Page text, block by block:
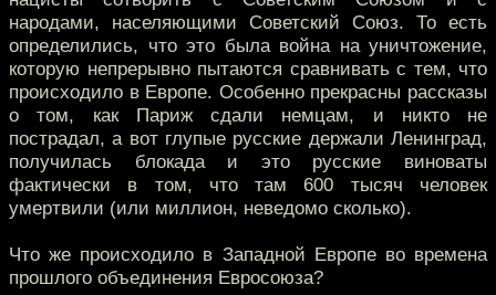
народами, населяющими Советский Союз. То есть
определились, что это была война на уничтожение,
которую непрерывно пытаются сравнивать с тем, что
происходило в Европе. Особенно прекрасны рассказы
о том, как Париж сдали немцам, и никто не
пострадал, а вот глупые русские держали Ленинград,
получилась блокада и это русские виноваты
фактически в том, что там 600 тысяч человек
умертвили (или миллион, неведомо сколько).
Что же происходило в Западной Европе во времена
прошлого объединения Евросоюза?